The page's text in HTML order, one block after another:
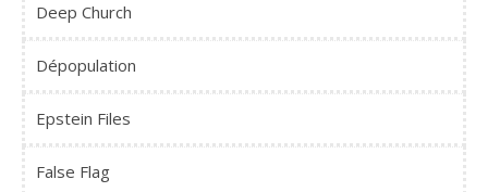
Deep Church
Dépopulation
Epstein Files
False Flag